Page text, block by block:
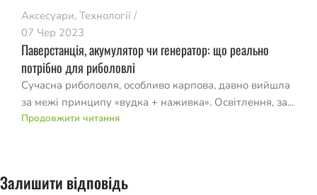
Аксесуари, Технології
07 Чер 2023
Паверстанція, акумулятор чи генератор: що реально
потрібно для риболовлі
Сучасна риболовля, особливо карпова, давно вийшла
за межі принципу «вудка + наживка». Освітлення, за...
Продовжити читання
Залишити відповідь